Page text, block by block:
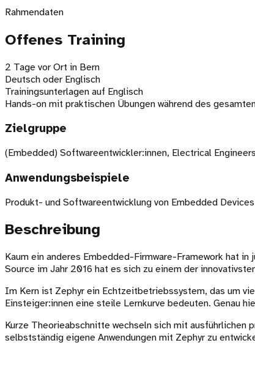
Rahmendaten
Offenes Training
2 Tage vor Ort in Bern
Deutsch oder Englisch
Trainingsunterlagen auf Englisch
Hands-on mit praktischen Übungen während des
Zielgruppe
(Embedded) Softwareentwickler:innen, Electrical
Anwendungsbeispiele
Produkt- und Softwareentwicklung von Embedded
Beschreibung
Kaum ein anderes Embedded-Firmware-Framework hat
Source im Jahr 2016 hat es sich zu einem der
Im Kern ist Zephyr ein Echtzeitbetriebssystem, das um
Einsteiger:innen eine steile Lernkurve bedeuten. Genau
Kurze Theorieabschnitte wechseln sich mit ausführlichen
selbstständig eigene Anwendungen mit Zephyr zu